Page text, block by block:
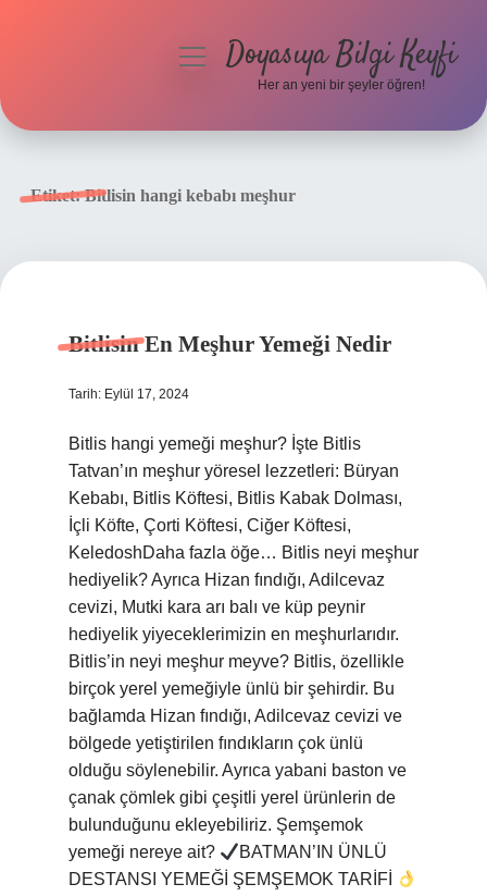
menüyüDoyasıya Bilgi Keyfi
Her an yeni bir şeyler öğren!
Etiket:Bitlisin hangi kebabı meşhur
Bitlisin En Meşhur Yemeği Nedir
Tarih: Eylül 17, 2024
Bitlis hangi yemeği meşhur? İşte Bitlis
Tatvan’ın meşhur yöresel lezzetleri: Büryan
Kebabı, Bitlis Köftesi, Bitlis Kabak Dolması,
İçli Köfte, Çorti Köftesi, Ciğer Köftesi,
KeledoshDaha fazla öğe… Bitlis neyi meşhur
hediyelik? Ayrıca Hizan fındığı, Adilcevaz
cevizi, Mutki kara arı balı ve küp peynir
hediyelik yiyeceklerimizin en meşhurlarıdır.
Bitlis’in neyi meşhur meyve? Bitlis, özellikle
birçok yerel yemeğiyle ünlü bir şehirdir. Bu
bağlamda Hizan fındığı, Adilcevaz cevizi ve
bölgede yetiştirilen fındıkların çok ünlü
olduğu söylenebilir. Ayrıca yabani baston ve
çanak çömlek gibi çeşitli yerel ürünlerin de
bulunduğunu ekleyebiliriz. Şemşemok
yemeği nereye ait?
BATMAN’IN ÜNLÜ
DESTANSI YEMEĞİ ŞEMŞEMOK TARİFİ